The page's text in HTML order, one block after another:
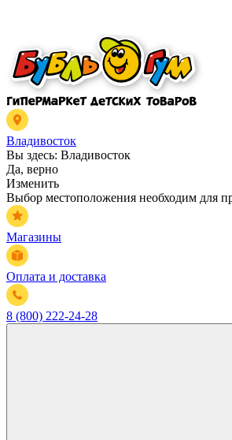
Владивосток
Вы здесь: Владивосток
Да, верно
Изменить
Выбор местоположения необходим для
Магазины
Оплата и доставка
8 (800) 222-24-28